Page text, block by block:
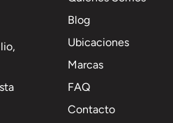
Blog
Ubicaciones
Marcas
FAQ
Contacto